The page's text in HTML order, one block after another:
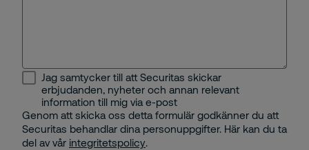
Jag samtycker till att Securitas skickar
erbjudanden, nyheter och annan relevant
information till mig via e-post
Genom att skicka oss detta formulär godkänner du att
Securitas behandlar dina personuppgifter. Här kan du ta
del av vår integritetspolicy.